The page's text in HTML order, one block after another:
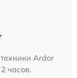
Ardor
часов.